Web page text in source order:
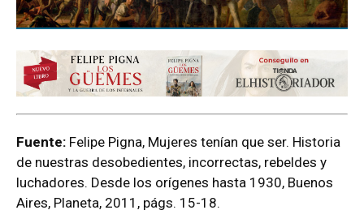
Fuente: Felipe Pigna, Mujeres tenían que ser. Historia
de nuestras desobedientes, incorrectas, rebeldes y
luchadores. Desde los orígenes hasta 1930, Buenos
Aires, Planeta, 2011, págs. 15-18.